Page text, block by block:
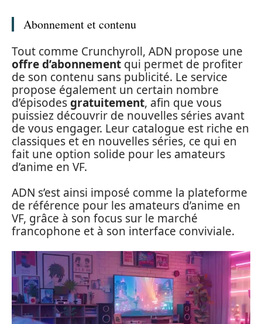
Abonnement et contenu
Tout comme Crunchyroll, ADN propose une
offre d’abonnement qui permet de profiter
de son contenu sans publicité. Le service
propose également un certain nombre
d’épisodesgratuitement, afin que vous
puissiez découvrir de nouvelles séries avant
de vous engager. Leur catalogue est riche en
classiques et en nouvelles séries, ce qui en
fait une option solide pour les amateurs
d’anime en VF.
ADN s’est ainsi imposé comme la plateforme
de référence pour les amateurs d’anime en
VF, grâce à son focus sur le marché
francophone et à son interface conviviale.